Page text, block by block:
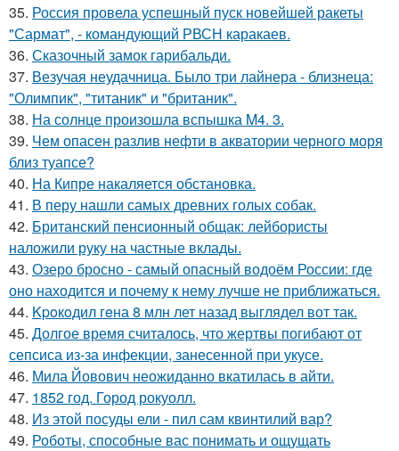
35. Россия провела успешный пуск новейшей ракеты
"Сармат", - командующий РВСН каракаев.
36. Сказочный замок гарибальди.
37. Везучая неудачница. Было три лайнера - близнеца:
"Олимпик", "титаник" и "британик".
38. На солнце произошла вспышка M4. 3.
39. Чем опасен разлив нефти в акватории черного моря
близ туапсе?
40. На Кипре накаляется обстановка.
41. В перу нашли самых древних голых собак.
42. Британский пенсионный общак: лейбористы
наложили руку на частные вклады.
43. Озеро бросно - самый опасный водоём России: где
оно находится и почему к нему лучше не приближаться.
44. Kpoкoдил гeна 8 млн лет назад выглядел вот так.
45. Долгое время считалось, что жертвы погибают от
сепсиса из-за инфекции, занесенной при укусе.
46. Мила Йовович неожиданно вкатилась в айти.
47. 1852 год. Город рокуолл.
48. Из этой посуды ели - пил сам квинтилий вар?
49. Роботы, способные вас понимать и ощущать